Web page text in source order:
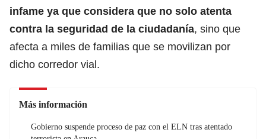
infame ya que considera que no solo atenta
contra la seguridad de la ciudadanía, sino que
afecta a miles de familias que se movilizan por
dicho corredor vial.
Más información
Gobierno suspende proceso de paz con el ELN tras atentado